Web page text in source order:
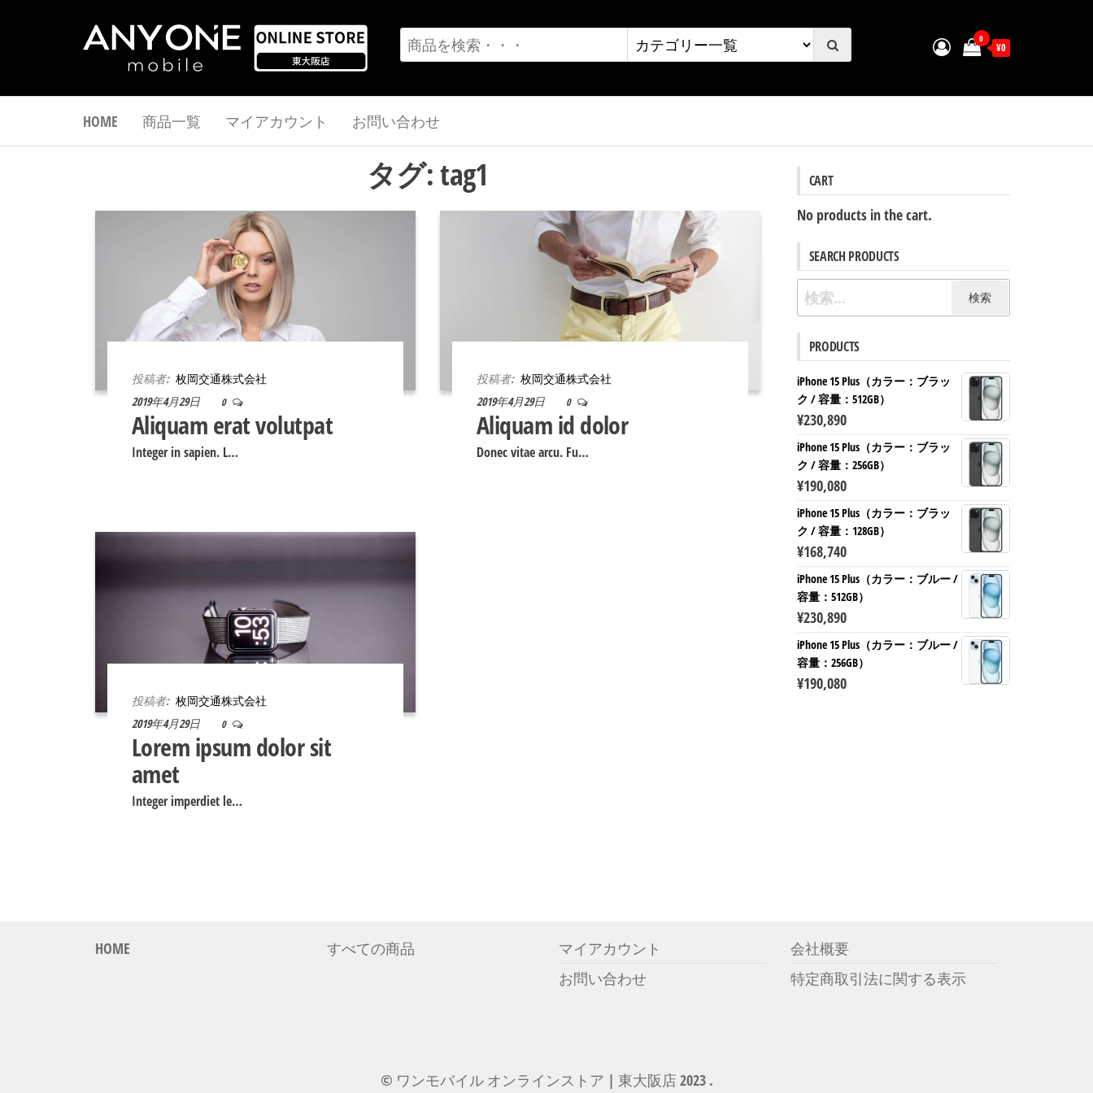
ツ
ス
ン
モ
ル
ト
阪
店
0
¥0
HOME 商品一覧 マイアカウント お問い合わせ
タグ:tag1
投稿者: 枚岡交通株式会社
2019年4月29日
0
Aliquam erat volutpat
Integer in sapien. L…
投稿者: 枚岡交通株式会社
2019年4月29日
0
Aliquam id dolor
Donec vitae arcu. Fu…
投稿者: 枚岡交通株式会社
2019年4月29日
0
Lorem ipsum dolor sit
amet
Integer imperdiet le…
CART
No products in the cart.
SEARCH PRODUCTS
検
索:
PRODUCTS
iPhone 15 Plus（カラー：ブラッ
ク / 容量：512GB）
¥230,890
iPhone 15 Plus（カラー：ブラッ
ク / 容量：256GB）
¥190,080
iPhone 15 Plus（カラー：ブラッ
ク / 容量：128GB）
¥168,740
iPhone 15 Plus（カラー：ブルー /
容量：512GB）
¥230,890
iPhone 15 Plus（カラー：ブルー /
容量：256GB）
¥190,080
HOME すべての商品
マイアカウント
お問い合わせ
会社概要
特定商取引法に関する表示
© ワンモバイル オンラインストア | 東大阪店 2023 .